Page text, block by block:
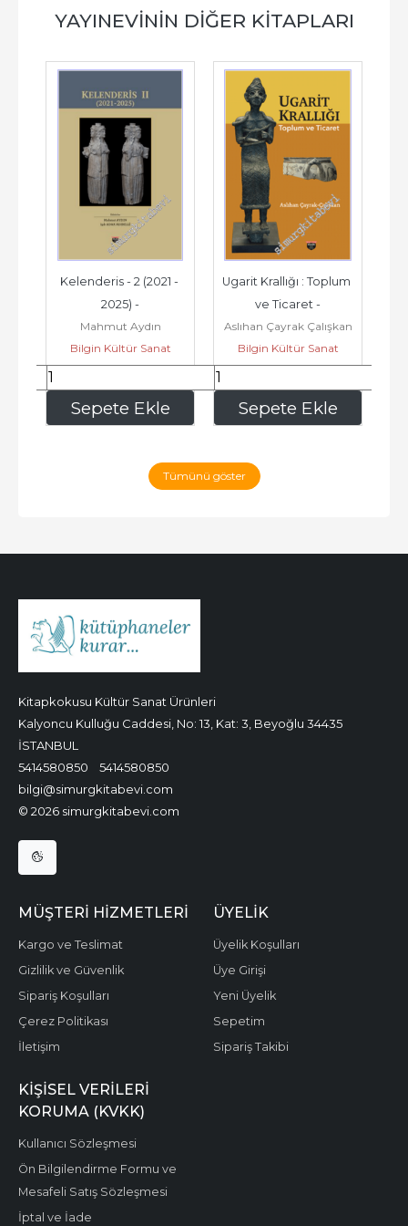
YAYINEVININ DIĞER KITAPLARI
Sepete Ekle
Ugarit Krallığı : Toplum
ve Ticaret -
Aslıhan Çayrak Çalışkan
Bilgin Kültür Sanat
Yayınları
765 ,00 Sepete Ekle
Dağlık Kilikia'da Kırsal
Yerleşimlerde
Mezarlar -
Ümit Aydınoğlu
Bilgin Kültür Sanat
Yayınları
680 ,00
Tümünü göster
Kitapkokusu Kültür Sanat Ürünleri
Kalyoncu Kulluğu Caddesi, No: 13, Kat: 3, Beyoğlu 34435
İSTANBUL
5414580850
5414580850
bilgi@simurgkitabevi.com
© 2026 simurgkitabevi.com
MÜŞTERI HIZMETLERI
Kargo ve Teslimat
Gizlilik ve Güvenlik
Sipariş Koşulları
Çerez Politikası
İletişim
ÜYELIK
Üyelik Koşulları
Üye Girişi
Yeni Üyelik
Sepetim
Sipariş Takibi
KIŞISEL VERILERI
KORUMA (KVKK)
Kullanıcı Sözleşmesi
Ön Bilgilendirme Formu ve
Mesafeli Satış Sözleşmesi
İptal ve İade